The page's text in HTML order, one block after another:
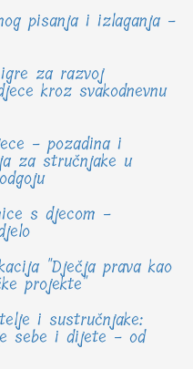
pisanja i izlaganja -
za razvoj
kroz svakodnevnu
- pozadina i
za stručnjake u
s djecom -
"Dječja prava kao
projekte"
i sustručnjake:
sebe i dijete - od